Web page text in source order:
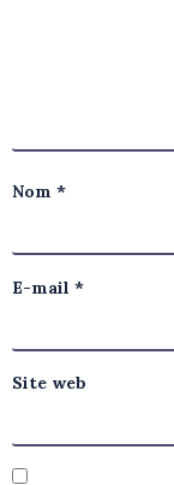
Nom *
E-mail *
Site web